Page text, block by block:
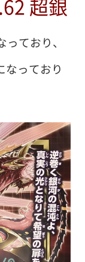
超銀
っており、
なっており